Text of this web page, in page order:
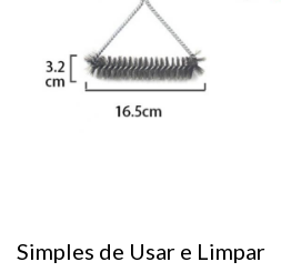
Simples de Usar e Limpar